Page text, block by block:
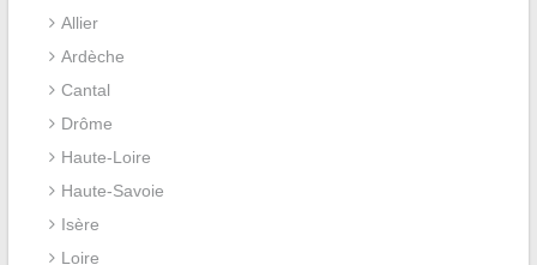
Allier
Ardèche
Cantal
Drôme
Haute-Loire
Haute-Savoie
Isère
Loire